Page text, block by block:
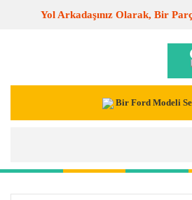
Yol Arkadaşınız Olarak, Bir
Bir Ford Modeli